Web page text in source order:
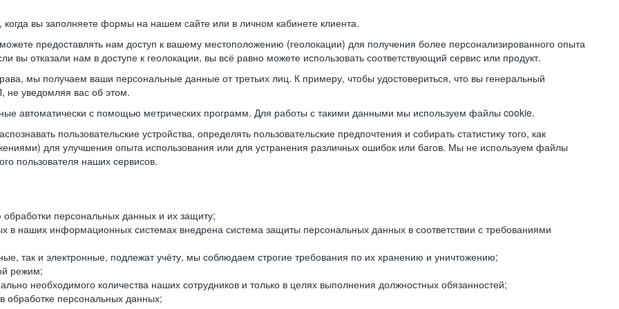
вы заполняете формы на нашем сайте или в личном кабинете клиента.
предоставлять нам доступ к вашему местоположению (геолокации) для получения более персонализированного опыта
вы отказали нам в доступе к геолокации, вы всё равно можете использовать соответствующий сервис или продукт.
мы получаем ваши персональные данные от третьих лиц. К примеру, чтобы удостовериться, что вы генеральный
уведомляя вас об этом.
автоматически с помощью метрических программ. Для работы с такими данными мы используем файлы cookie.
пользовательские устройства, определять пользовательские предпочтения и собирать статистику того, как
для улучшения опыта использования или для устранения различных ошибок или багов. Мы не используем файлы
пользователя наших сервисов.
персональных данных и их защиту;
в наших информационных системах внедрена система защиты персональных данных в соответствии с требованиями
так и электронные, подлежат учёту, мы соблюдаем строгие требования по их хранению и уничтожению;
режим;
необходимого количества наших сотрудников и только в целях выполнения должностных обязанностей;
обработке персональных данных;